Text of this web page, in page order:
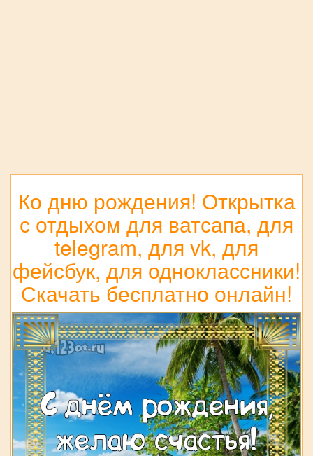
Ко дню рождения! Открытка
с отдыхом для ватсапа, для
telegram, для vk, для
фейсбук, для одноклассники!
Скачать бесплатно онлайн!